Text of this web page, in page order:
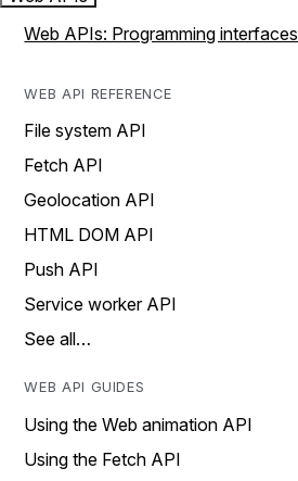
Web APIs: Programming interfaces
WEB API REFERENCE
File system API
Fetch API
Geolocation API
HTML DOM API
Push API
Service worker API
See all…
WEB API GUIDES
Using the Web animation API
Using the Fetch API